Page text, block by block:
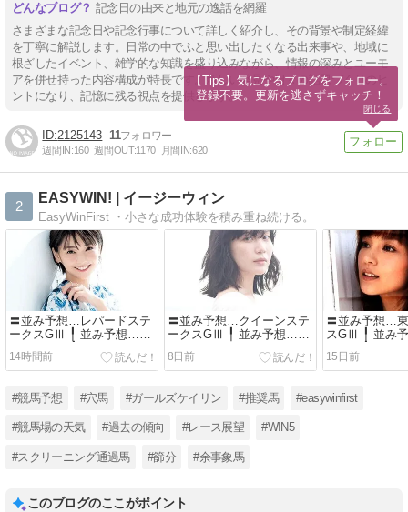
記念日の由来と地元の逸話を網羅
さまざまな記念日や記念行事について詳しく紹介し、その背景や制定経緯
を丁寧に解説します。日常の中でふと思い出したくなる出来事や、地域に
根ざしたイベント、雑学的な知識を盛り込みながら、情報の深みとユーモ
アを併せ持った内容構成が特長です。新しい発見や日々の話題づくりのヒ
ントになり、記憶に残る視点を提供します。
2125143 11
週間IN:160 週間OUT:1170 月間IN:620
2
EASYWIN! | イージーウィン
EasyWinFirst ・小さな成功体験を積み重ね続ける。
〓並み予想…レパードステ
ークスGⅢ ╿ 並み予想…
CBC賞GⅢ ╿ 〓競馬場の天
気 EASYWIN!🐕
14時間前
〓並み予想…クイーンステ
ークスGⅢ ╿ 並み予想…ア
イビスサマーダッシュGⅢ
╿ 〓競馬場の天気
8日前
〓並み予想…
スGⅢ ╿ 並み
念GⅢ ╿ 〓競
EASYWIN!🐕
15日前
#競馬予想 #穴馬 #ガールズケイリン #推奨馬 #easywinfirst
#競馬場の天気 #過去の傾向 #レース展望 #WIN5
#スクリーニング通過馬 #篩分 #余事象馬
このブログのここがポイント
【Tips】気になるブログをフォロー。
登録不要。更新を逃さずキャッチ！
閉じる